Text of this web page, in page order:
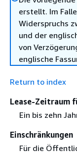
erstellt. Im
Widerspruchs
und der
von
englische
Return to index
Lease-Zeitraum
Ein bis zehn
Einschränkungen
Für die